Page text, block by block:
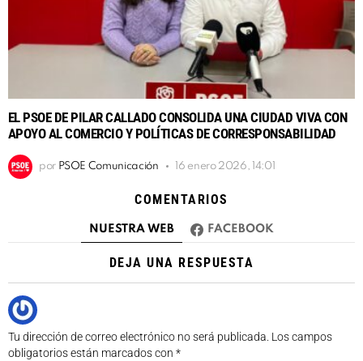
EL PSOE DE PILAR CALLADO CONSOLIDA UNA CIUDAD VIVA CON
APOYO AL COMERCIO Y POLÍTICAS DE CORRESPONSABILIDAD
por PSOE Comunicación 16 enero 2026, 14:01
COMENTARIOS
NUESTRA WEB FACEBOOK
DEJA UNA RESPUESTA
Tu dirección de correo electrónico no será publicada. Los campos
obligatorios están marcados con *